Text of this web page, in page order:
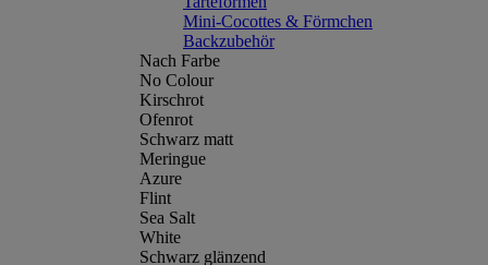
Mini-Cocottes & Förmchen
Backzubehör
Nach Farbe
No Colour
Kirschrot
Ofenrot
Schwarz matt
Meringue
Azure
Flint
Sea Salt
White
Schwarz glänzend